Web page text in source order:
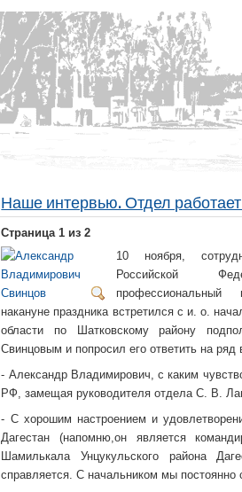
Наше интервью. Отдел
Страница 1 из 2
10 ноября,
Российской
накануне праздника встретился с и. о.
области по Шатковскому району
Свинцовым и попросил его ответить на ряд
- Александр Владимирович, с каким
РФ, замещая руководителя отдела С. В.
- С хорошим настроением и
Дагестан (напомню,он является
Шамилькала Унцукульского района
справляется. С начальником мы постоянно